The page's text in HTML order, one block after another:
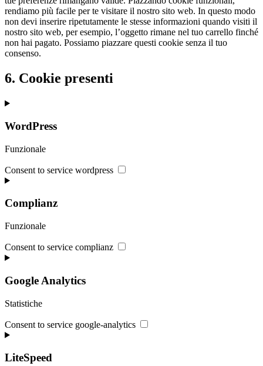
rendiamo più facile per te visitare il nostro sito web. In questo modo
non devi inserire ripetutamente le stesse informazioni quando visiti il
nostro sito web, per esempio, l’oggetto rimane nel tuo carrello finché
non hai pagato. Possiamo piazzare questi cookie senza il tuo
consenso.
6. Cookie presenti
WordPress
Funzionale
Consent to service wordpress
Complianz
Funzionale
Consent to service complianz
Google Analytics
Statistiche
Consent to service google-analytics
LiteSpeed